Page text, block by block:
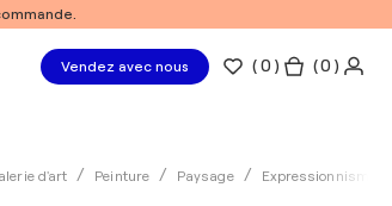
Vendez avec nous (0 ) ( 0 )
d'art Peinture Paysage Expressionnisme